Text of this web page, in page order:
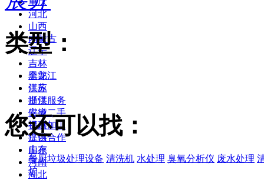
河北
山西
内蒙古
辽宁
吉林
黑龙江
江苏
浙江
安徽
福建
江西
山东
河南
湖北
类型：
全部
供应
提供服务
供应二手
提供加工
提供合作
库存
您还可以找：
餐厨垃圾处理设备 清洗机 水处理 臭氧分析仪 废水处理
炉